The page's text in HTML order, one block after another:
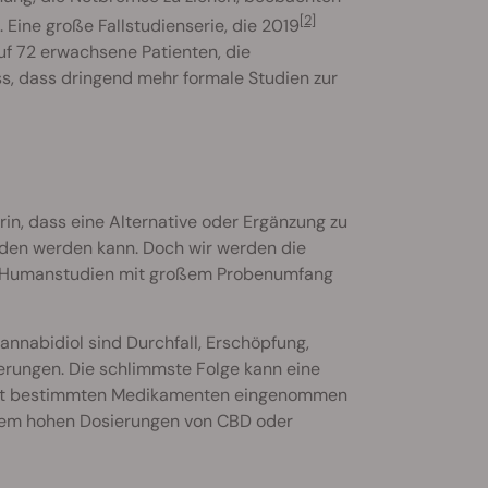
. Eine große Fallstudienserie, die 2019[2]
72 erwachsene Patienten, die
dass dringend mehr formale Studien zur
dass eine Alternative oder Ergänzung zu
werden kann. Doch wir werden die
mit großem Probenumfang
sind Durchfall, Erschöpfung,
Die schlimmste Folge kann eine
bestimmten Medikamenten eingenommen
hohen Dosierungen von CBD oder